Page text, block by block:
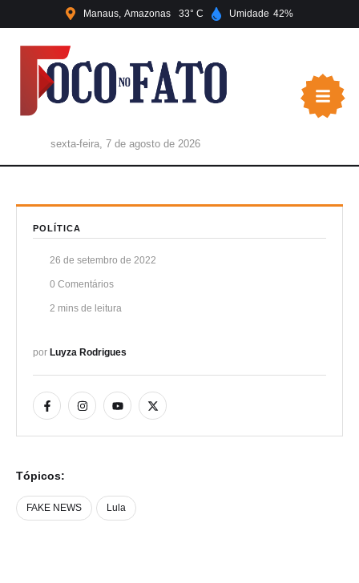
Manaus Amazonas 33 Umidade 42
sexta-feira, 7 de agosto de 2026
POLÍTICA
26 de setembro de 2022
0 Comentários
2 mins de leitura
por Luyza Rodrigues
Tópicos:
FAKE NEWS Lula